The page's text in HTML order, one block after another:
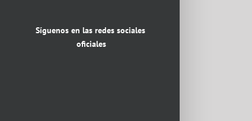
Síguenos en las redes sociales
oficiales